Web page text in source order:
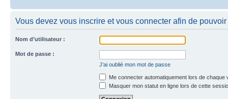
Vous devez vous inscrire et vous connecter afin de
Nom d’utilisateur :
Mot de passe :
J’ai oublié mon mot de passe
Me connecter automatiquement lors de chaque
Masquer mon statut en ligne lors de cette